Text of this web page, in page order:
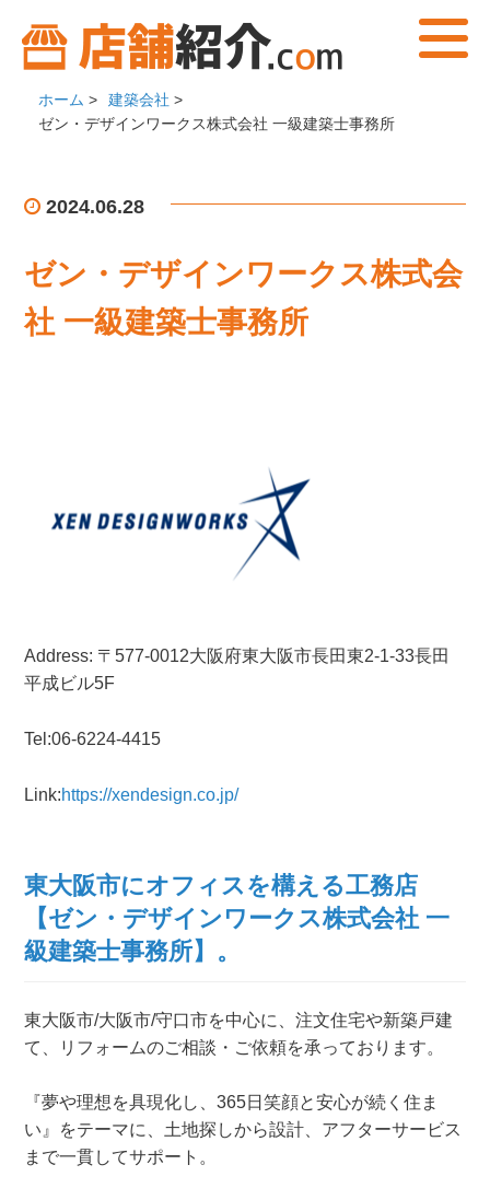
ホーム > 建築会社 >
ゼン・デザインワークス株式会社 一級建築士事務所
2024.06.28
ゼン・デザインワークス株式会
社 一級建築士事務所
Address: 〒577-0012大阪府東大阪市長田東2-1-33長田
平成ビル5F
Tel:06-6224-4415
Link:https://xendesign.co.jp/
東大阪市にオフィスを構える工務店
【ゼン・デザインワークス株式会社 一
級建築士事務所】。
東大阪市/大阪市/守口市を中心に、注文住宅や新築戸建
て、リフォームのご相談・ご依頼を承っております。
『夢や理想を具現化し、365日笑顔と安心が続く住ま
い』をテーマに、土地探しから設計、アフターサービス
まで一貫してサポート。